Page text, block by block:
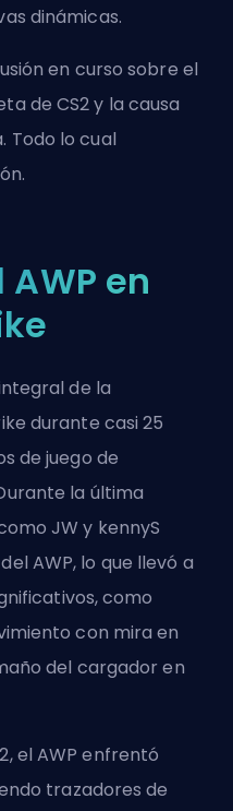
dinámicas.
en curso sobre el
de CS2 y la causa
Todo lo cual
en
de la
durante casi 25
de juego de
la última
JW y kennyS
AWP, lo que llevó a
como
con mira en
del cargador en
el AWP enfrentó
trazadores de